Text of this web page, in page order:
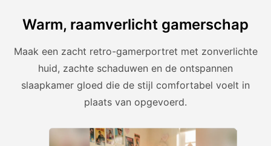
Warm, raamverlicht gamerschap
Maak een zacht retro-gamerportret met zonverlichte
huid, zachte schaduwen en de ontspannen
slaapkamer gloed die de stijl comfortabel voelt in
plaats van opgevoerd.